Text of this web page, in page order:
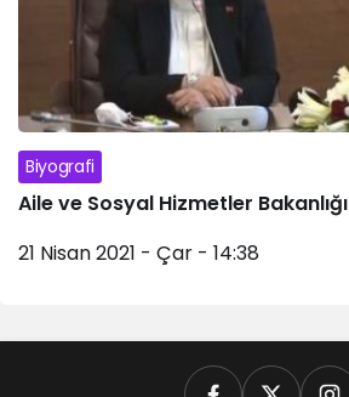
Bakanlığı
Haberleri
Biyografi
Aile ve Sosyal Hizmetler Bakanlığı
21 Nisan 2021 - Çar - 14:38